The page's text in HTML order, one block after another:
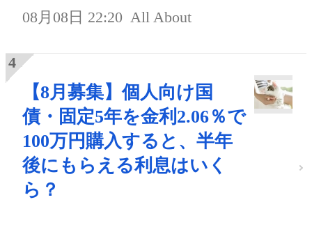
08月08日 22:20 All About
【8月募集】個人向け国
債・固定5年を金利2.06％で
100万円購入すると、半年
後にもらえる利息はいく
ら？